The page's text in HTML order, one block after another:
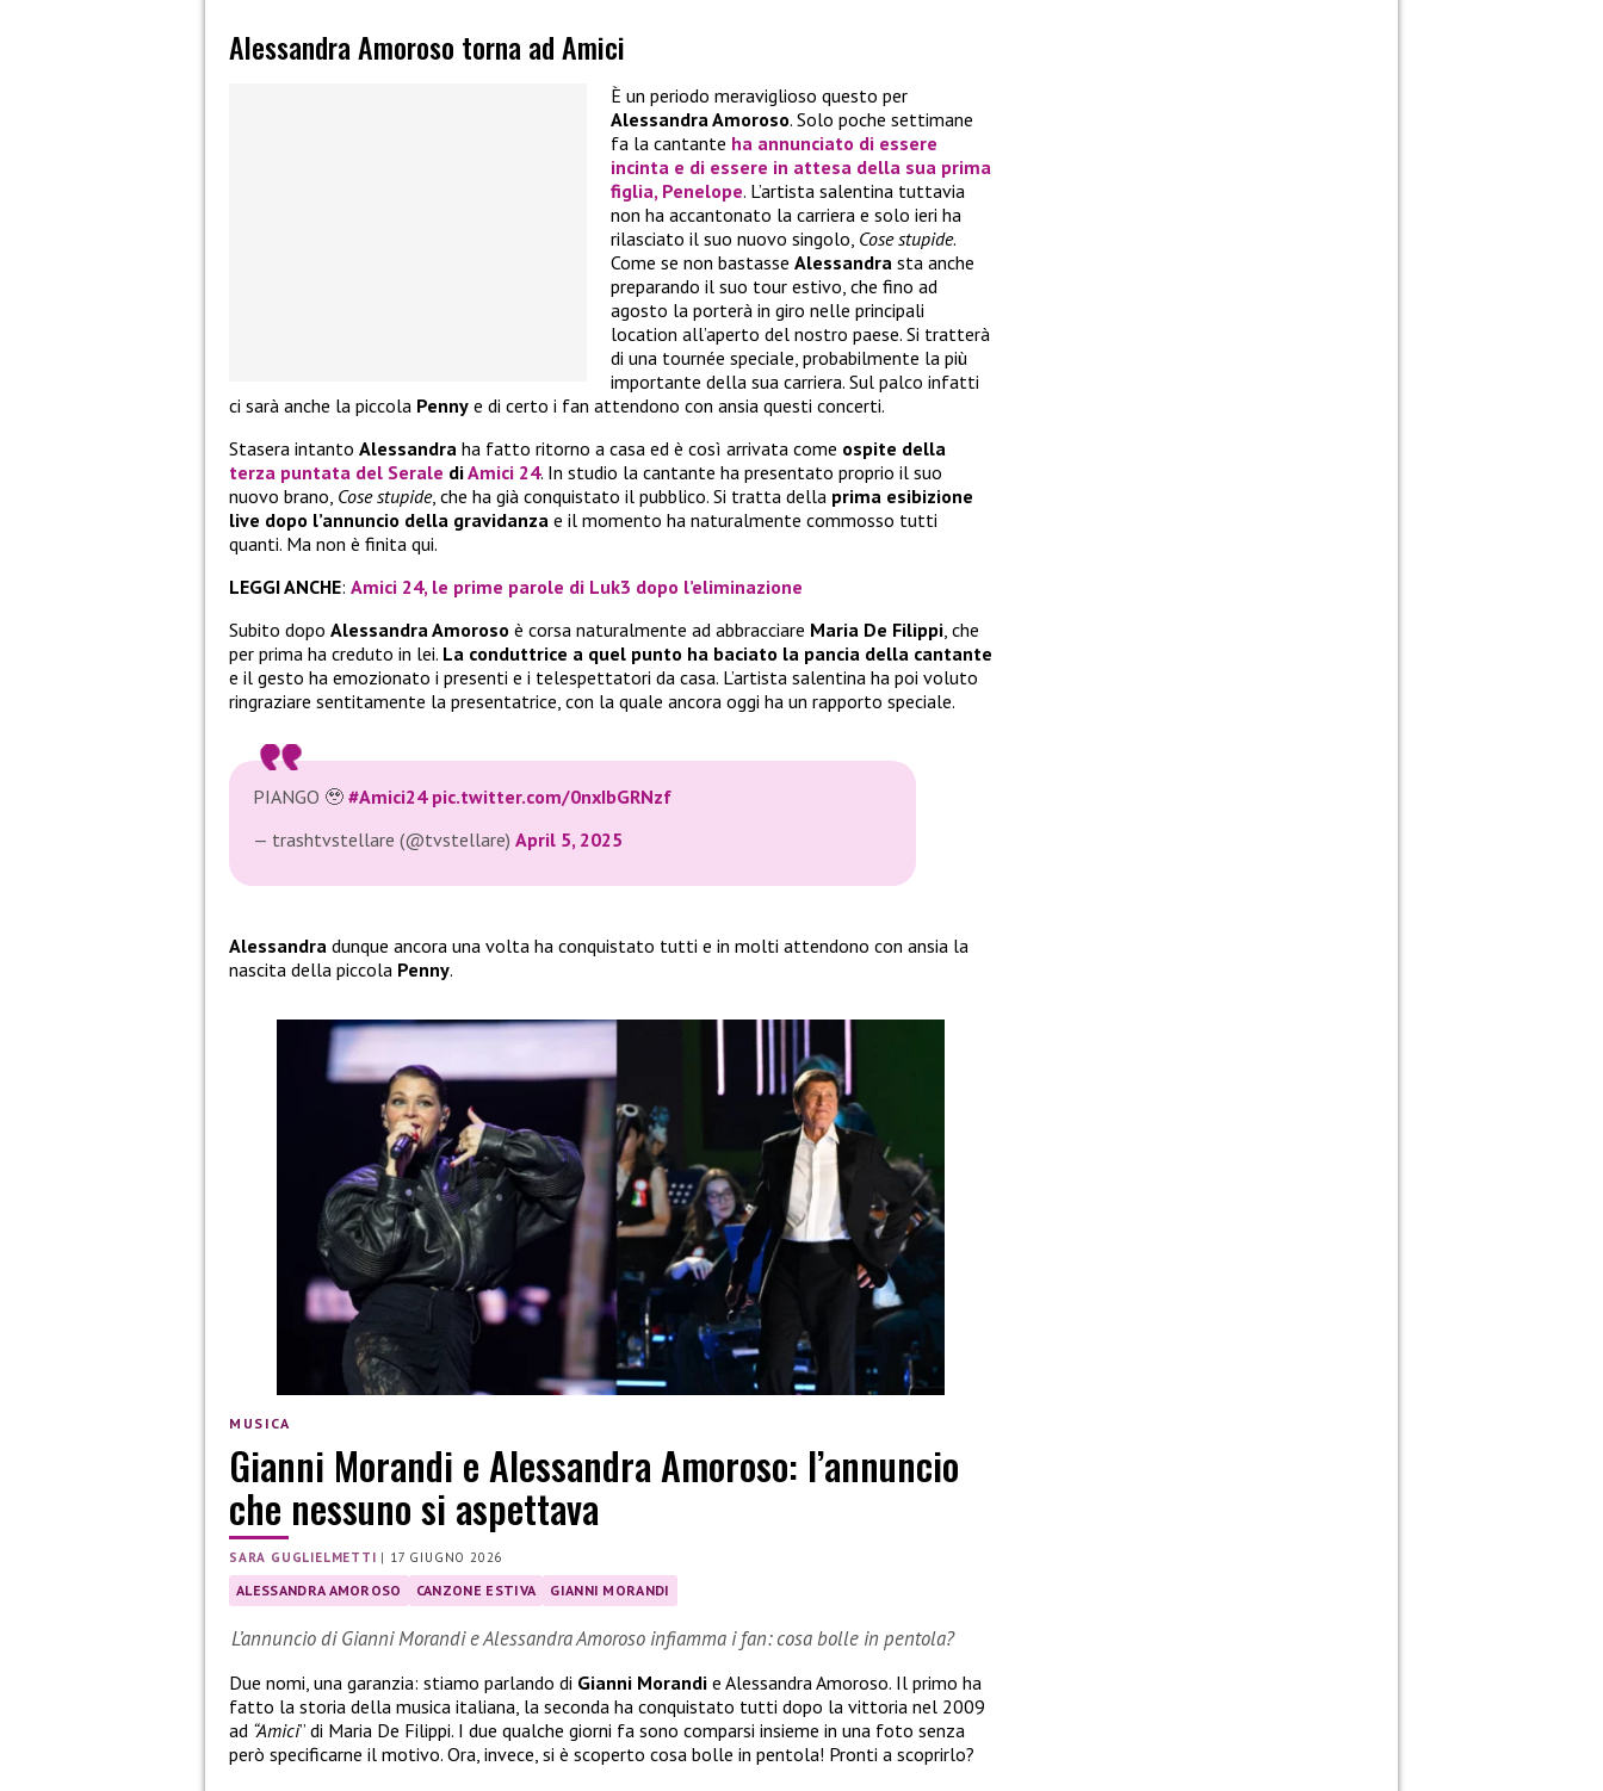
Alessandra Amoroso torna ad Amici
È un periodo meraviglioso questo per
Alessandra Amoroso. Solo poche settimane
fa la cantante ha annunciato di essere
incinta e di essere in attesa della sua prima
figlia, Penelope. L’artista salentina tuttavia
non ha accantonato la carriera e solo ieri ha
rilasciato il suo nuovo singolo, Cose stupide.
Come se non bastasse Alessandra sta anche
preparando il suo tour estivo, che fino ad
agosto la porterà in giro nelle principali
location all’aperto del nostro paese. Si tratterà
di una tournée speciale, probabilmente la più
importante della sua carriera. Sul palco infatti
ci sarà anche la piccola Penny e di certo i fan attendono con ansia questi concerti.
Stasera intanto Alessandra ha fatto ritorno a casa ed è così arrivata come ospite della
terza puntata del Serale diAmici 24. In studio la cantante ha presentato proprio il suo
nuovo brano, Cose stupide, che ha già conquistato il pubblico. Si tratta della prima esibizione
live dopo l’annuncio della gravidanza e il momento ha naturalmente commosso tutti
quanti. Ma non è finita qui.
LEGGI ANCHE: Amici 24, le prime parole di Luk3 dopo l’eliminazione
Subito dopo Alessandra Amoroso è corsa naturalmente ad abbracciare Maria De Filippi, che
per prima ha creduto in lei. La conduttrice a quel punto ha baciato la pancia della cantante
e il gesto ha emozionato i presenti e i telespettatori da casa. L’artista salentina ha poi voluto
ringraziare sentitamente la presentatrice, con la quale ancora oggi ha un rapporto speciale.
PIANGO 🥹 #Amici24 pic.twitter.com/0nxIbGRNzf
— trashtvstellare (@tvstellare) April 5, 2025
Alessandra dunque ancora una volta ha conquistato tutti e in molti attendono con ansia la
nascita della piccola Penny.
MUSICA
Gianni Morandi e Alessandra Amoroso: l’annuncio
che nessuno si aspettava
SARA GUGLIELMETTI | 17 GIUGNO 2026
ALESSANDRA AMOROSO CANZONE ESTIVA GIANNI MORANDI
L’annuncio di Gianni Morandi e Alessandra Amoroso infiamma i fan: cosa bolle in pentola?
Due nomi, una garanzia: stiamo parlando di Gianni Morandi e Alessandra Amoroso. Il primo ha
fatto la storia della musica italiana, la seconda ha conquistato tutti dopo la vittoria nel 2009
ad “Amici” di Maria De Filippi. I due qualche giorni fa sono comparsi insieme in una foto senza
però specificarne il motivo. Ora, invece, si è scoperto cosa bolle in pentola! Pronti a scoprirlo?